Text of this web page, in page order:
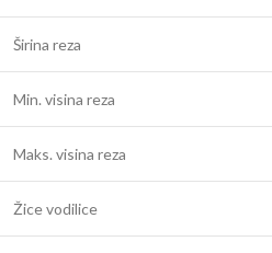
Širina reza
Min. visina reza
Maks. visina reza
Žice vodilice